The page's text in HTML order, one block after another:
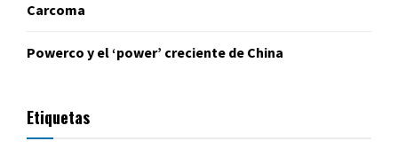
Carcoma
Powerco y el ‘power’ creciente de China
Etiquetas